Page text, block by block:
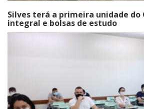
Silves terá a primeira unidade
integral e bolsas de estudo